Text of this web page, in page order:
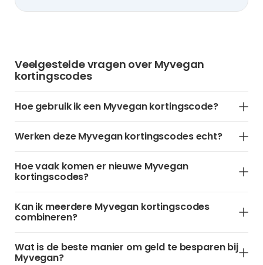
Veelgestelde vragen over Myvegan
kortingscodes
Hoe gebruik ik een Myvegan kortingscode?
Werken deze Myvegan kortingscodes echt?
Hoe vaak komen er nieuwe Myvegan
kortingscodes?
Kan ik meerdere Myvegan kortingscodes
combineren?
Wat is de beste manier om geld te besparen bij
Myvegan?